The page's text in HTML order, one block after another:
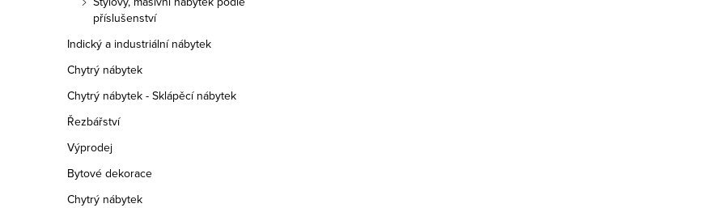
příslušenství
Indický a industriální nábytek
Chytrý nábytek
Chytrý nábytek - Sklápěcí nábytek
Řezbářství
Výprodej
Bytové dekorace
Chytrý nábytek